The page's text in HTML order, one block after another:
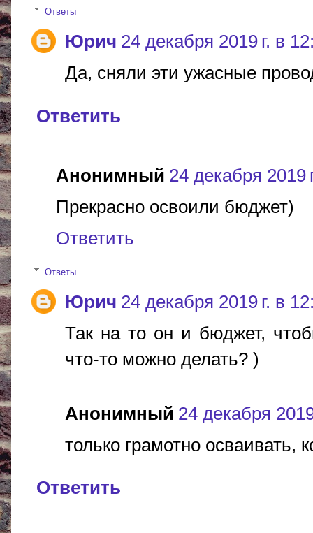
Ответы
Юрич 24 декабря 2019 г. в
Да, сняли эти ужасные
Ответить
Анонимный 24 декабря 2019
Прекрасно освоили бюджет)
Ответить
Ответы
Юрич 24 декабря 2019 г. в
Так на то он и бюджет,
что-то можно делать? )
Анонимный 24 декабря
только грамотно осваивать,
Ответить